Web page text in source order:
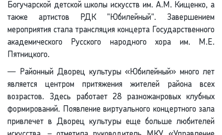
Богучарской детской школы искусств им. А.М. Кищенко, а
также артистов РДК "Юбилейный". Завершением
мероприятия стала трансляция концерта Государственного
академического Русского народного хора им. М.Е.
Пятницкого.
— Районный Дворец культуры «Юбилейный» много лет
является центром притяжения жителей района всех
возрастов. Здесь работает 28 разножанровых клубных
формирований. Появление виртуального концертного зала
привлечет в Дворец культуры еще больше любителей